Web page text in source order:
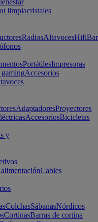
limpiacristales
RadiosAltavocesHifi
PortátilesImpresoras
Accesorios
AdaptadoresProyectores
AccesoriosBicicletas
y
Cables
ColchasSábanasNórdicos
CortinasBarras de cortina